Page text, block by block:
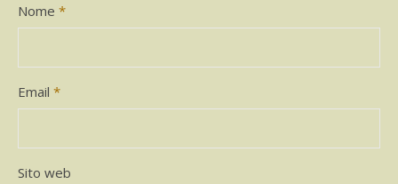
Nome *
Email *
Sito web